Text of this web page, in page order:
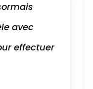
avec
effectuer